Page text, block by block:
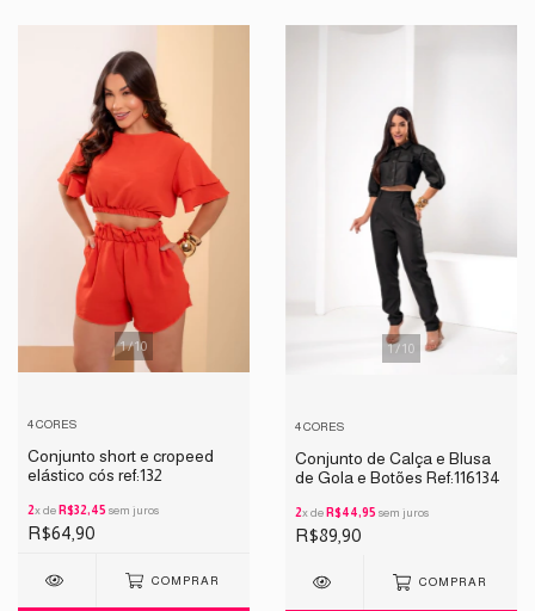
1/10
4 CORES
Conjunto short e cropeed
elástico cós ref:132
2x de R$32,45 sem juros
R$64,90
COMPRAR
1/10
4 CORES
Conjunto de Calça e Blusa
de Gola e Botões Ref:116134
2x de R$44,95 sem juros
R$89,90
COMPRAR